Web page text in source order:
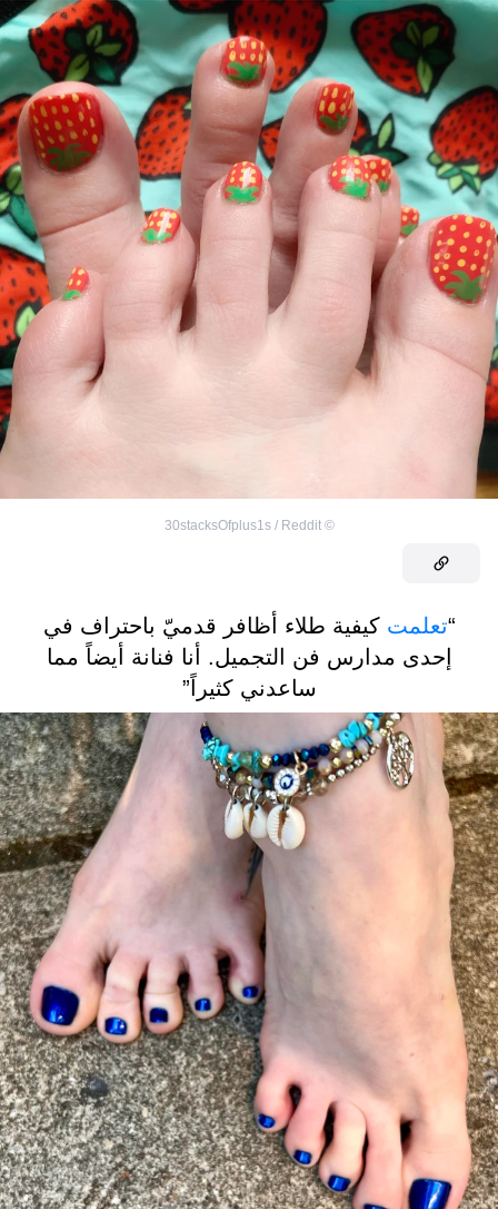
©
30stacksOfplus1s / Reddit
“تعلمتكيفية طلاء أظافر قدميّ باحتراف في
إحدى مدارس فن التجميل. أنا فنانة أيضاً مما
ساعدني كثيراً”